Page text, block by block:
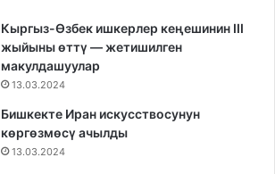
Кыргыз-Өзбек ишкерлер кеңешинин III
жыйыны өттү — жетишилген
макулдашуулар
13.03.2024
Бишкекте Иран искусствосунун
көргөзмөсү ачылды
13.03.2024